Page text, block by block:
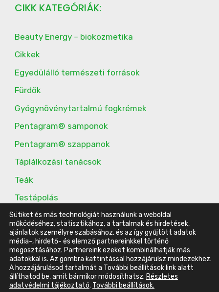
CIKK KATEGÓRIÁK:
Beauty Energy – biokozmetika
Cikkek
Egyedülálló természeti források
Fürdők
Gyógynövénytartalmú fogkrémek
Pentagram® samponok
Pentagram® szappanok
Táplálkozási tanácsok
Teák
Testápolás
További étrend-kiegészítők
© 2016-2023 Energy Belvárosi Klub |ÁSZF|Adatvédelmi
tájékoztató|Impresszum
Készítette:Szűcs Ádám -WordPress weboldal készítés
Sütiket és más technológiát használunk a weboldal
működéséhez, statisztikához, a tartalmak és hirdetések,
ajánlatok személyre szabásához, és az így gyűjtött adatok
média-, hirdető- és elemző partnereinkkel történő
megosztásához. Partnereink ezeket kombinálhatják más
adatokkal is. Az gombra kattintással hozzájárulsz mindezekhez.
A hozzájárulásod tartalmát a További beállítások link alatt
állíthatod be, amit bármikor módosíthatsz. Részletes
adatvédelmi tájékoztató. További beállítások.